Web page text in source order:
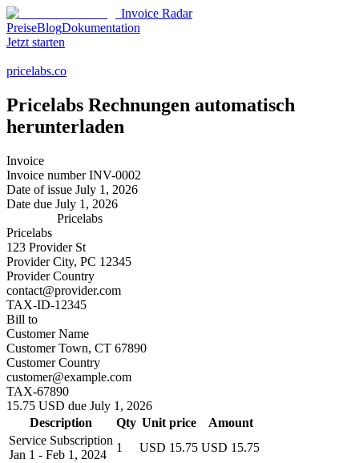
Invoice Radar
PreiseBlogDokumentation
Jetzt starten
pricelabs.co
Pricelabs Rechnungen automatisch
herunterladen
Invoice
Invoice numberINV-0002
Date of issue July 1, 2026
Date due July 1, 2026
Pricelabs
Pricelabs
123 Provider St
Provider City, PC 12345
Provider Country
contact@provider.com
TAX-ID-12345
Bill to
Customer Name
Customer Town, CT 67890
Customer Country
customer@example.com
TAX-67890
15.75 USD due July 1, 2026
Description
Qty Unit price
Amount
Service Subscription
Jan 1 - Feb 1, 2024
1 USD 15.75 USD 15.75